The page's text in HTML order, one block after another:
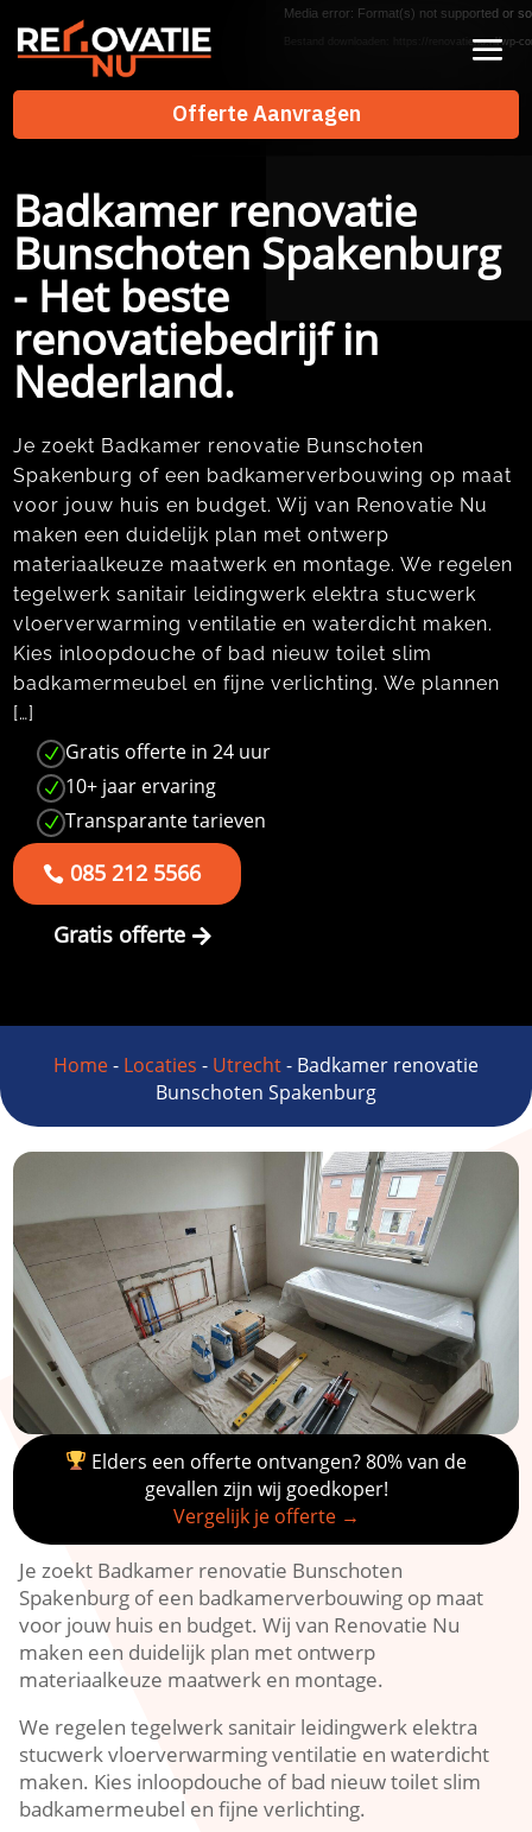
Offerte Aanvragen
Offerte Aanvragen
Media error: Format(s) not supported or
Bestand downloaden: https://renovatienu.nl/wp-
Badkamer renovatie
Bunschoten Spakenburg
- Het beste
renovatiebedrijf in
Nederland.
Je zoekt Badkamer renovatie Bunschoten
Spakenburg of een badkamerverbouwing op maat
voor jouw huis en budget.​ Wij van Renovatie Nu
maken een duidelijk plan met ontwerp
materiaalkeuze maatwerk en montage.​ We regelen
tegelwerk sanitair leidingwerk elektra stucwerk
vloerverwarming ventilatie en waterdicht maken.​
Kies inloopdouche of bad nieuw toilet slim
badkamermeubel en fijne verlichting.​ We plannen
[…]
N Gratis offerte in 24 uur
N 10+ jaar ervaring
N Transparante tarieven
085 212 5566
Gratis offerte
Home- Locaties - Utrecht- Badkamer renovatie
Bunschoten Spakenburg
Elders een offerte ontvangen? 80% van de
gevallen zijn wij goedkoper!
Vergelijk je offerte →
Je zoekt Badkamer renovatie Bunschoten
Spakenburg of een badkamerverbouwing op maat
voor jouw huis en budget.​ Wij van Renovatie Nu
maken een duidelijk plan met ontwerp
materiaalkeuze maatwerk en montage.​
We regelen tegelwerk sanitair leidingwerk elektra
stucwerk vloerverwarming ventilatie en waterdicht
maken.​ Kies inloopdouche of bad nieuw toilet slim
badkamermeubel en fijne verlichting.​